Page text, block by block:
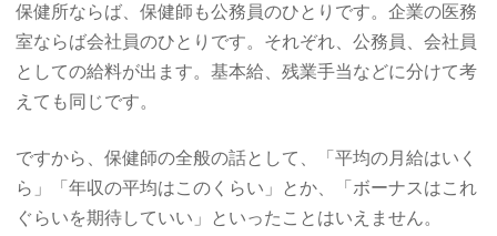
保健所ならば、保健師も公務員のひとりです。企業の医務
室ならば会社員のひとりです。それぞれ、公務員、会社員
としての給料が出ます。基本給、残業手当などに分けて考
えても同じです。
ですから、保健師の全般の話として、「平均の月給はいく
ら」「年収の平均はこのくらい」とか、「ボーナスはこれ
ぐらいを期待していい」といったことはいえません。